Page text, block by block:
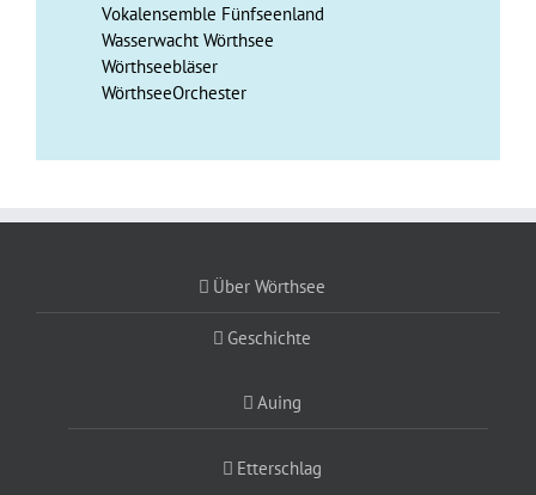
Vokalensemble Fünfseenland
Wasserwacht Wörthsee
Wörthseebläser
WörthseeOrchester
Über Wörthsee
Geschichte
Auing
Etterschlag